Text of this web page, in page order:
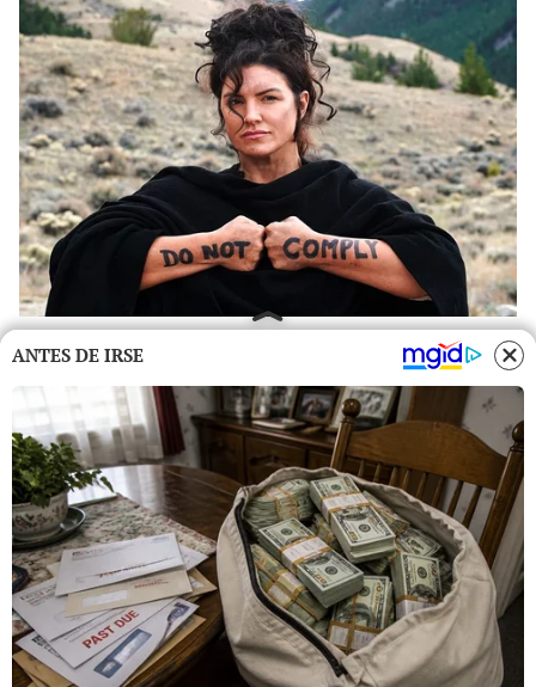
ANTES DE IRSE